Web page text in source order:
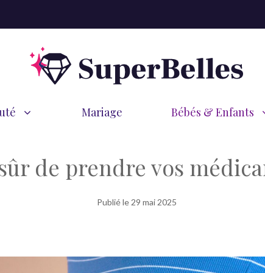
Mariage Bébés & Enfants
de prendre vos
Publié le 29 mai 2025